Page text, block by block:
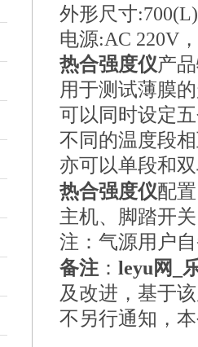
外形尺寸:
电源:AC 220V
热合强度仪产
用于测试薄膜
可以同时设定
不同的温度段
亦可以单段和
热合强度仪配置
主机、脚踏开
注：气源用户
备注 ： leyu网_
及改进，基于
不另行通知，